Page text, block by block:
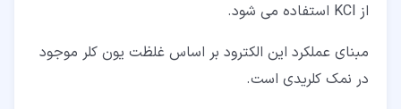
از KCl استفاده می شود.
مبنای عملکرد این الکترود بر اساس غلظت یون کلر موجود
در نمک کلریدی است.